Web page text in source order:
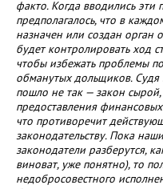
факто. Когда вводились эти
предполагалось, что в
назначен или создан орган
будет контролировать ход
чтобы избежать проблемы
обманутых дольщиков. Судя
пошло не так — закон сырой,
предоставления
что противоречит
законодательству. Пока
законодатели разберутся,
виноват, уже понятно), то
недобросовестного